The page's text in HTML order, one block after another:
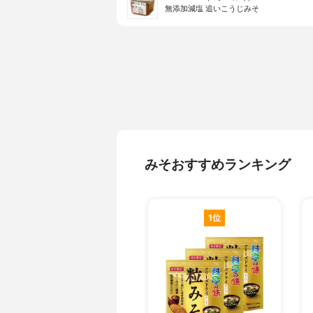
無添加減塩 追いこうじみそ
みそおすすめランキング
1位